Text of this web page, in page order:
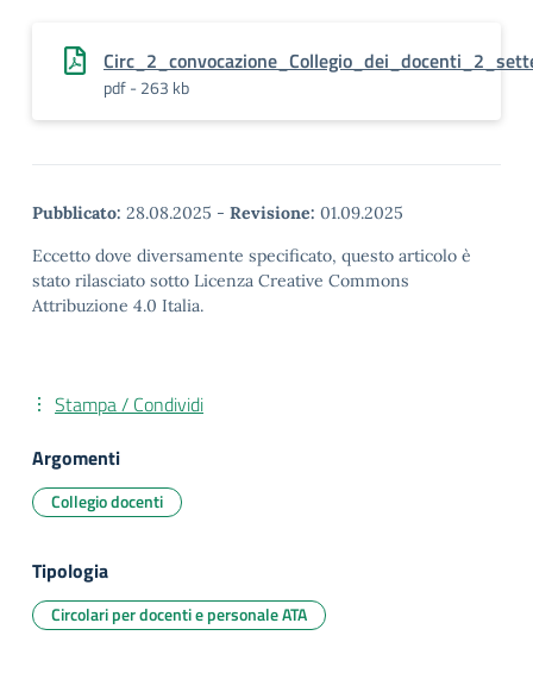
pdf - 263 kb
Pubblicato: 28.08.2025 - Revisione: 01.09.2025
Eccetto dove diversamente specificato, questo articolo è
stato rilasciato sotto Licenza Creative Commons
Attribuzione 4.0 Italia.
Stampa / Condividi
Argomenti
Collegio docenti
Tipologia
Circolari per docenti e personale ATA